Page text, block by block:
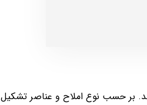
بر حسب نوع املاح و عناصر تشکیل